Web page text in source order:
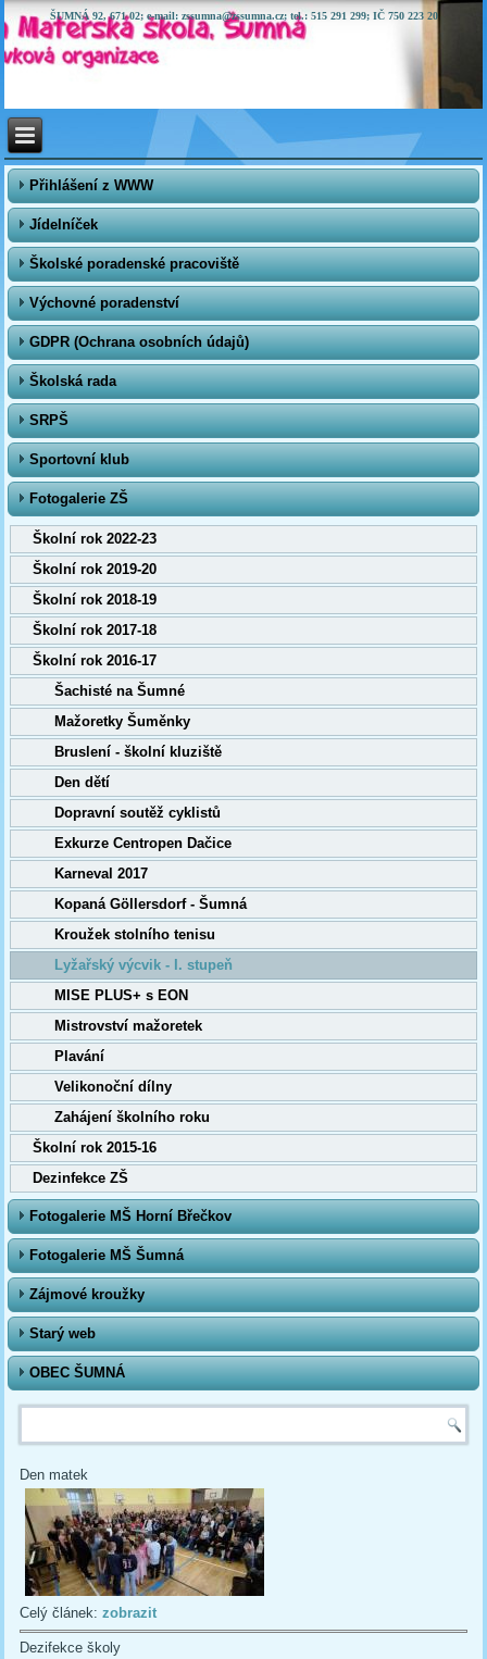
ŠUMNÁ 92, 671 02; e-mail: zssumna@zssumna.cz; tel.: 515 291 299; IČ 750 223 20
Přihlášení z WWW
Jídelníček
Školské poradenské pracoviště
Výchovné poradenství
GDPR (Ochrana osobních údajů)
Školská rada
SRPŠ
Sportovní klub
Fotogalerie ZŠ
Školní rok 2022-23
Školní rok 2019-20
Školní rok 2018-19
Školní rok 2017-18
Školní rok 2016-17
Šachisté na Šumné
Mažoretky Šuměnky
Bruslení - školní kluziště
Den dětí
Dopravní soutěž cyklistů
Exkurze Centropen Dačice
Karneval 2017
Kopaná Göllersdorf - Šumná
Kroužek stolního tenisu
Lyžařský výcvik - I. stupeň
MISE PLUS+ s EON
Mistrovství mažoretek
Plavání
Velikonoční dílny
Zahájení školního roku
Školní rok 2015-16
Dezinfekce ZŠ
Fotogalerie MŠ Horní Břečkov
Fotogalerie MŠ Šumná
Zájmové kroužky
Starý web
OBEC ŠUMNÁ
Vyhledávání
Den matek
Celý článek:zobrazit
Dezifekce školy